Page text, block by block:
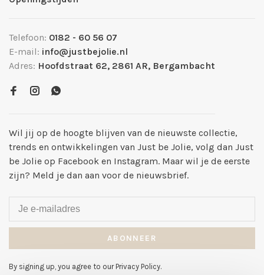
Telefoon: 0182 - 60 56 07
E-mail: info@justbejolie.nl
Adres: Hoofdstraat 62, 2861 AR, Bergambacht
Wil jij op de hoogte blijven van de nieuwste collectie,
trends en ontwikkelingen van Just be Jolie, volg dan Just
be Jolie op Facebook en Instagram. Maar wil je de eerste
zijn? Meld je dan aan voor de nieuwsbrief.
ABONNEER
By signing up, you agree to our Privacy Policy.